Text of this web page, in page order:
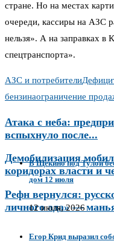
стране. Но на местах
очереди, кассиры на АЗС
нельзя». А на заправках в
спецтранспорта».
АЗС и потребители
бензинаограничение
Атака с неба:
вспыхнуло после...
Демобилизация
коридорах власти и
Рефн вернулся:
личного ада» —
В Щекино под Тулой
дом 12 июля
12 июля, 2026
Егор Крид выразил